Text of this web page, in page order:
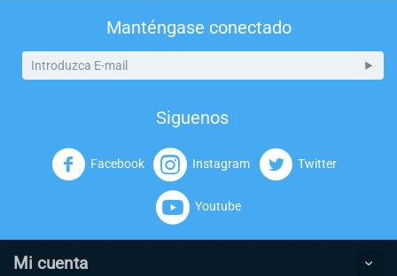
Manténgase conectado
Siguenos
Facebook Instagram Twitter
Youtube
Mi cuenta